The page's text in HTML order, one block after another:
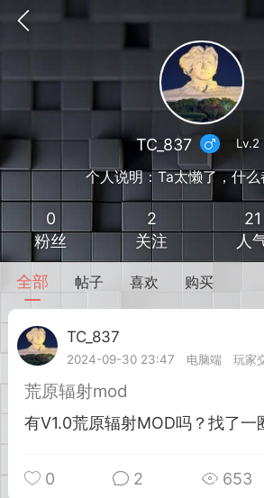
我的钱包 道具
MOD下载
02-10 15:45
电脑端
TC_837 Lv.2
个人说明：Ta太懒了，什么
0
粉丝
2
关注
21
人
全部 帖子 喜欢 购买
TC_837
2024-09-30 23:47
电脑端 玩家
荒原辐射mod
有V1.0荒原辐射MOD吗？找了一
0 2 653